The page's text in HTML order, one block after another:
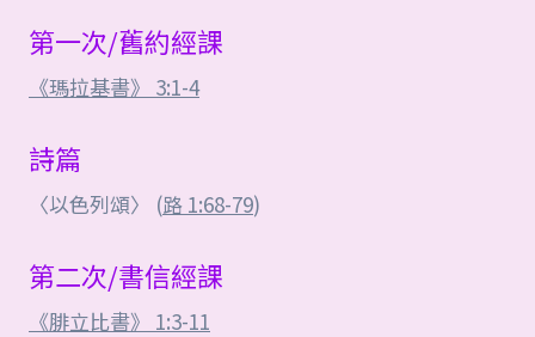
第一次/舊約經課
《瑪拉基書》 3:1-4
詩篇
〈以色列頌〉 (路 1:68-79)
第二次/書信經課
《腓立比書》 1:3-11